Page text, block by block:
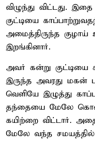
விழுந்து விட்டது.
குட்டியை
அமைத்திருந்த குழாய்
இறங்கினார்.
அவர் கன்று குட்டியை
இருந்த அவரது மகன்
வெளியே இழுத்து
தந்தையை மேலே
கயிற்றை விட்டார்.
மேலே வந்த சமயத்தில்